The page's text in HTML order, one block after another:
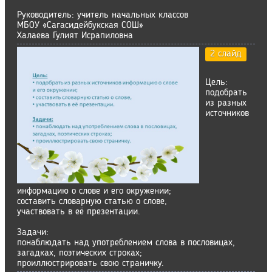
Руководитель: учитель начальных классов
МБОУ «Сагасидейбукская СОШ»
Халаева Гулият Исрапиловна
2 слайд
Цель:
подобрать
из разных
источников
информацию о слове и его окружении;
составить словарную статью о слове,
участвовать в её презентации.
Задачи:
понаблюдать над употреблением слова в пословицах,
загадках, поэтических строках;
проиллюстрировать свою страничку.